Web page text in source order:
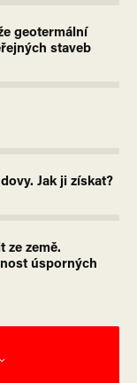
geotermální
staveb
Jak ji získat?
ze země.
úsporných